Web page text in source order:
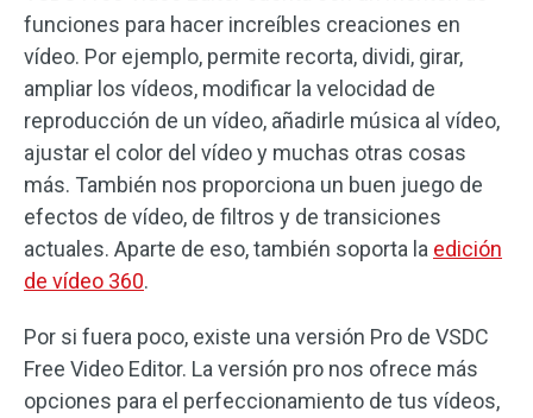
funciones para hacer increíbles creaciones en
vídeo. Por ejemplo, permite recorta, dividi, girar,
ampliar los vídeos, modificar la velocidad de
reproducción de un vídeo, añadirle música al vídeo,
ajustar el color del vídeo y muchas otras cosas
más. También nos proporciona un buen juego de
efectos de vídeo, de filtros y de transiciones
actuales. Aparte de eso, también soporta la edición
de vídeo 360.
Por si fuera poco, existe una versión Pro de VSDC
Free Video Editor. La versión pro nos ofrece más
opciones para el perfeccionamiento de tus vídeos,